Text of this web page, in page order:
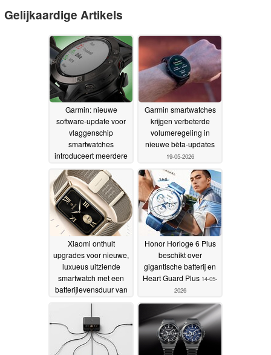
Gelijkaardige Artikels
Garmin: nieuwe
software-update voor
vlaggenschip
smartwatches
introduceert meerdere
bugfixes en
verbeteringen20-05-2026
Garmin smartwatches
krijgen verbeterde
volumeregeling in
nieuwe bèta-updates
19-05-2026
Xiaomi onthult
upgrades voor nieuwe,
luxueus uitziende
smartwatch met een
batterijlevensduur van
21 dagen16-05-2026
Honor Horloge 6 Plus
beschikt over
gigantische batterij en
Heart Guard Plus 14-05-
2026